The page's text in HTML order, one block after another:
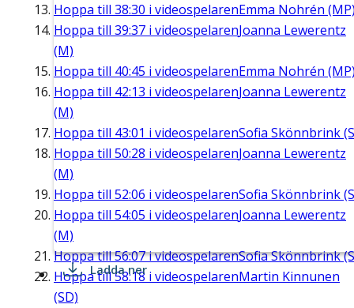
Hoppa till 38:30 i videospelarenEmma Nohrén
Hoppa till 39:37 i videospelarenJoanna Lewerentz
(M)
Hoppa till 40:45 i videospelarenEmma Nohrén
Hoppa till 42:13 i videospelarenJoanna Lewerentz
(M)
Hoppa till 43:01 i videospelarenSofia Skönnbrink
Hoppa till 50:28 i videospelarenJoanna Lewerentz
(M)
Hoppa till 52:06 i videospelarenSofia Skönnbrink
Hoppa till 54:05 i videospelarenJoanna Lewerentz
(M)
Hoppa till56:07i videospelarenSofia Skönnbrink
Hoppa till58:18 i videospelarenMartin Kinnunen
(SD)
Ladda ner